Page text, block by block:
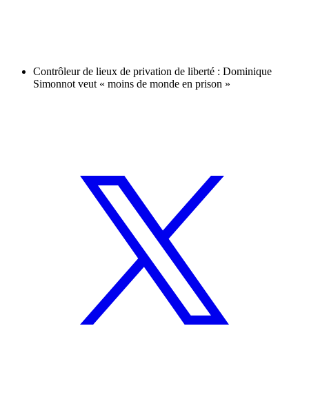
Contrôleur de lieux de privation de liberté : Dominique
Simonnot veut « moins de monde en prison »